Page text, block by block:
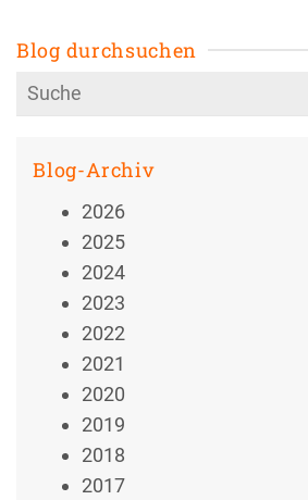
Blog durchsuchen
Search
for:
Blog-Archiv
2026
2025
2024
2023
2022
2021
2020
2019
2018
2017